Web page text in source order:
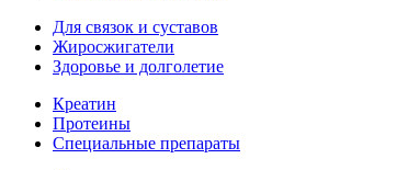
Для связок и суставов
Жиросжигатели
Здоровье и долголетие
Креатин
Протеины
Специальные препараты